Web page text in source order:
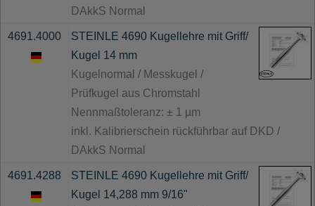
DAkkS Normal
4691.4000
STEINLE 4690 Kugellehre mit Griff/
Kugel 14 mm
Kugelnormal / Messkugel /
Prüfkugel aus Chromstahl
Nennmaßtoleranz: ± 1 µm
inkl. Kalibrierschein rückführbar auf DKD /
DAkkS Normal
4691.4288
STEINLE 4690 Kugellehre mit Griff/
Kugel 14,288 mm 9/16"